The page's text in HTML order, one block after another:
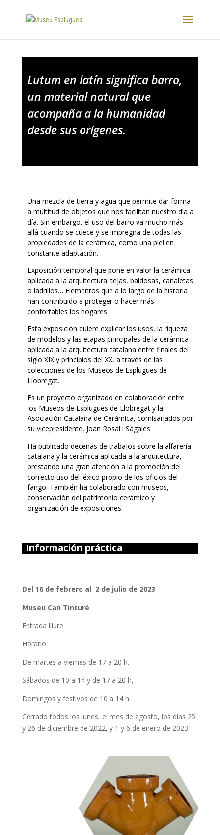
Lutum en latín significa barro,
un material natural que
acompaña a la humanidad
desde sus orígenes.
Una mezcla de tierra y agua que permite dar forma
a multitud de objetos que nos facilitan nuestro día a
día. Sin embargo, el uso del barro va mucho más
allá cuando se cuece y se impregna de todas las
propiedades de la cerámica, como una piel en
constante adaptación.
Exposición temporal que pone en valor la cerámica
aplicada a la arquitectura: tejas, baldosas, canaletas
o ladrillos… Elementos que a lo largo de la historia
han contribuido a proteger o hacer más
confortables los hogares.
Esta exposición quiere explicar los usos, la riqueza
de modelos y las etapas principales de la cerámica
aplicada a la arquitectura catalana entre finales del
siglo XIX y principios del XX, a través de las
colecciones de los Museos de Esplugues de
Llobregat.
Es un proyecto organizado en colaboración entre
los Museos de Esplugues de Llobregat y la
Asociación Catalana de Cerámica, comisariados por
su vicepresidente, Joan Rosal i Sagales.
Ha publicado decenas de trabajos sobre la alfarería
catalana y la cerámica aplicada a la arquitectura,
prestando una gran atención a la promoción del
correcto uso del léxico propio de los oficios del
fango. También ha colaborado con museos,
conservación del patrimonio cerámico y
organización de exposiciones.
Información práctica
Del 16 de febrero al 2 de julio de 2023
Museu Can Tinturé
Entrada lliure
Horario:
De martes a viernes de 17 a 20 h.
Sábados de 10 a 14 y de 17 a 20 h,
Domingos y festivos de 10 a 14 h.
Cerrado todos los lunes, el mes de agosto, los días 25
y 26 de diciembre de 2022, y 1 y 6 de enero de 2023.